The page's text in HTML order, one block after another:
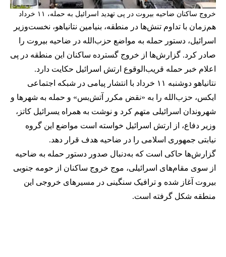
خروج ساکنان ضاحیه بیروت در پی تهدید اسرائیل به حمله، ۱۱ خرداد
هم‌زمان با تداوم تنش‌ها در منطقه، بنیامین نتانیاهو، نخست‌وزیر
اسرائیل، دستور حمله به مواضع حزب‌الله در ضاحیه بیروت را
صادر کرد. گزارش‌ها از خروج گسترده ساکنان این منطقه در پی
اعلام خبر حمله قریب‌الوقوع ارتش اسرائیل حکایت دارد.
نتانیاهو دوشنبه ۱۱ خرداد با انتشار پیامی در شبکه اجتماعی
ایکس، حزب‌الله را به «نقض مکرر آتش‌بس» و حمله به شهرها و
شهروندان اسرائیلی متهم کرد و نوشت به همراه یسرائیل کاتز،
وزیر دفاع، از ارتش اسرائیل خواسته است مواضع این گروه
نیابتی جمهوری اسلامی را در ضاحیه هدف قرار دهد.
گزارش‌ها حاکی است که به‌دنبال صدور دستور حمله به ضاحیه
از سوی مقام‌های اسرائیلی، موج خروج ساکنان از حومه جنوبی
بیروت آغاز شده و ترافیک سنگینی در مسیرهای خروجی این
منطقه شکل گرفته است.